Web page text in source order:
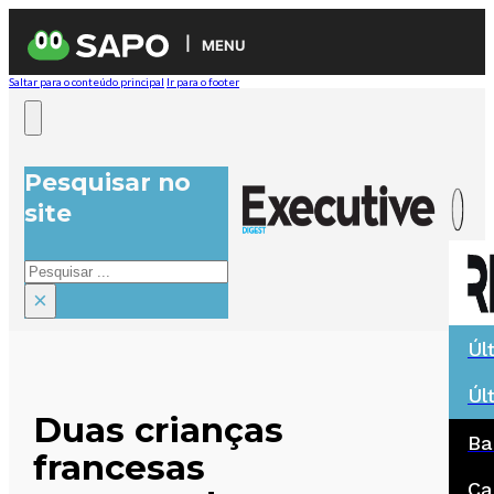
MENU
Saltar para o conteúdo principal Ir para o footer
Pesquisar no
site
Pesquisar
×
Duas crianças
francesas